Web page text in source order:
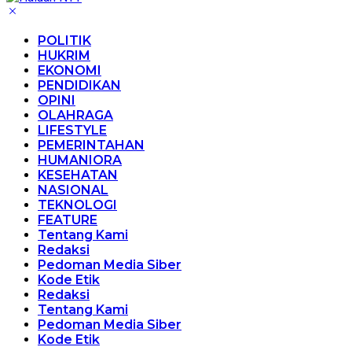
POLITIK
HUKRIM
EKONOMI
PENDIDIKAN
OPINI
OLAHRAGA
LIFESTYLE
PEMERINTAHAN
HUMANIORA
KESEHATAN
NASIONAL
TEKNOLOGI
FEATURE
Tentang Kami
Redaksi
Pedoman Media Siber
Kode Etik
Redaksi
Tentang Kami
Pedoman Media Siber
Kode Etik